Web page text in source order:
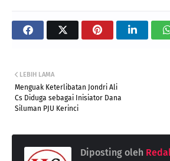
LEBIH LAMA
Menguak Keterlibatan Jondri Ali
Cs Diduga sebagai Inisiator Dana
Siluman PJU Kerinci
Diposting oleh